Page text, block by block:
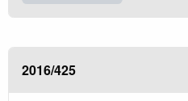
2016/425